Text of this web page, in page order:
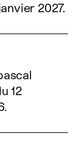
2027.
12
.